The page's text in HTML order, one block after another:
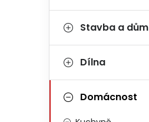
Stavba a dům
Dílna
Domácnost